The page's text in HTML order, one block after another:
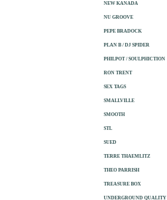
NEW KANADA
NU GROOVE
PEPE BRADOCK
PLAN B / DJ SPIDER
PHILPOT / SOULPHICTION
RON TRENT
SEX TAGS
SMALLVILLE
SMOOTH
STL
SUED
TERRE THAEMLITZ
THEO PARRISH
TREASURE BOX
UNDERGROUND QUALITY